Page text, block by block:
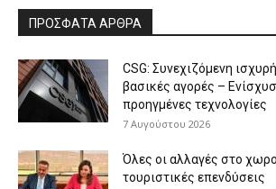
ΠΡΟΣΦΑΤΑ ΑΡΘΡΑ
CSG: Συνεχιζόμενη
βασικές αγορές –
προηγμένες τεχνολογίες
7 Αυγούστου 2026
Όλες οι αλλαγές στο
τουριστικές επενδύσεις